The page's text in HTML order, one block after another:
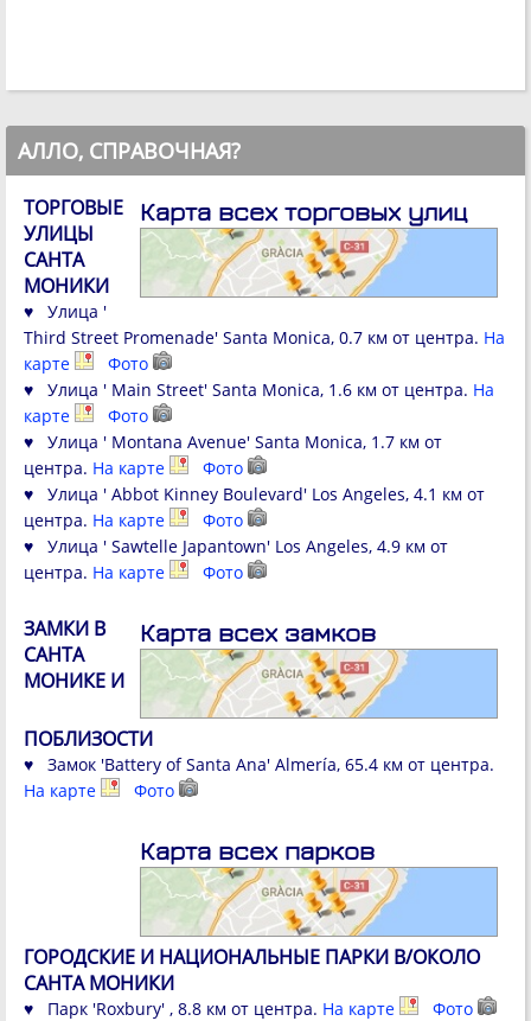
АЛЛО, СПРАВОЧНАЯ?
Карта всех торговых улиц
ТОРГОВЫЕ
УЛИЦЫ
САНТА
МОНИКИ
♥ Улица '
Third Street Promenade' Santa Monica, 0.7 км от центра. На
карте
Фото
♥ Улица ' Main Street' Santa Monica, 1.6 км от центра. На
карте
Фото
♥ Улица ' Montana Avenue' Santa Monica, 1.7 км от
центра. На карте
Фото
♥ Улица ' Abbot Kinney Boulevard' Los Angeles, 4.1 км от
центра. На карте
Фото
♥ Улица ' Sawtelle Japantown' Los Angeles, 4.9 км от
центра. На карте Фото
Карта всех замков
ЗАМКИ В
САНТА
МОНИКЕ И
ПОБЛИЗОСТИ
♥ Замок 'Battery of Santa Ana' Almería, 65.4 км от центра.
На карте
Фото
Карта всех парков
ГОРОДСКИЕ И НАЦИОНАЛЬНЫЕ ПАРКИ В/ОКОЛО
САНТА МОНИКИ
♥ Парк 'Roxbury' , 8.8 км от центра. На карте
Фото